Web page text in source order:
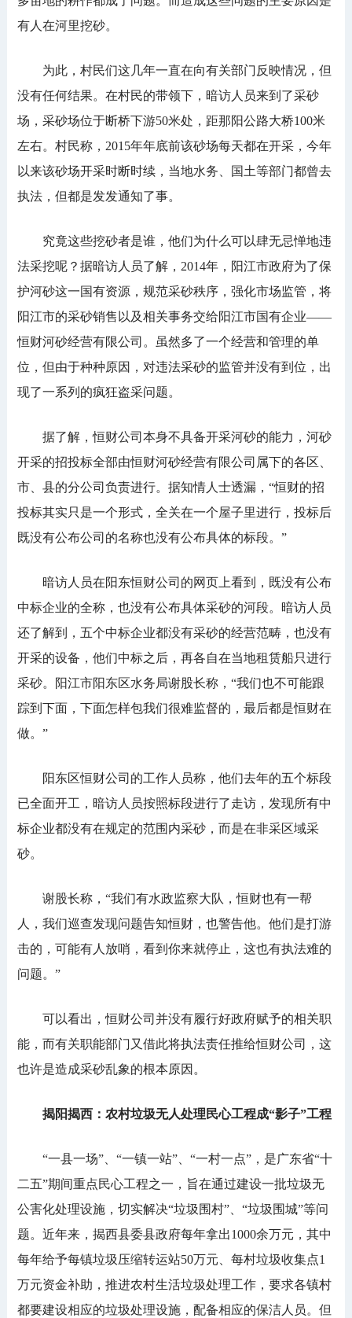
有人在河里挖砂。
为此，村民们这几年一直在向有关部门反映情况，但
没有任何结果。在村民的带领下，暗访人员来到了采砂
场，采砂场位于断桥下游50米处，距那阳公路大桥100米
左右。村民称，2015年年底前该砂场每天都在开采，今年
以来该砂场开采时断时续，当地水务、国土等部门都曾去
执法，但都是发发通知了事。
究竟这些挖砂者是谁，他们为什么可以肆无忌惮地违
法采挖呢？据暗访人员了解，2014年，阳江市政府为了保
护河砂这一国有资源，规范采砂秩序，强化市场监管，将
阳江市的采砂销售以及相关事务交给阳江市国有企业——
恒财河砂经营有限公司。虽然多了一个经营和管理的单
位，但由于种种原因，对违法采砂的监管并没有到位，出
现了一系列的疯狂盗采问题。
据了解，恒财公司本身不具备开采河砂的能力，河砂
开采的招投标全部由恒财河砂经营有限公司属下的各区、
市、县的分公司负责进行。据知情人士透漏，“恒财的招
投标其实只是一个形式，全关在一个屋子里进行，投标后
既没有公布公司的名称也没有公布具体的标段。”
暗访人员在阳东恒财公司的网页上看到，既没有公布
中标企业的全称，也没有公布具体采砂的河段。暗访人员
还了解到，五个中标企业都没有采砂的经营范畴，也没有
开采的设备，他们中标之后，再各自在当地租赁船只进行
采砂。阳江市阳东区水务局谢股长称，“我们也不可能跟
踪到下面，下面怎样包我们很难监督的，最后都是恒财在
做。”
阳东区恒财公司的工作人员称，他们去年的五个标段
已全面开工，暗访人员按照标段进行了走访，发现所有中
标企业都没有在规定的范围内采砂，而是在非采区域采
砂。
谢股长称，“我们有水政监察大队，恒财也有一帮
人，我们巡查发现问题告知恒财，也警告他。他们是打游
击的，可能有人放哨，看到你来就停止，这也有执法难的
问题。”
可以看出，恒财公司并没有履行好政府赋予的相关职
能，而有关职能部门又借此将执法责任推给恒财公司，这
也许是造成采砂乱象的根本原因。
揭阳揭西：农村垃圾无人处理民心工程成“影子”工程
“一县一场”、“一镇一站”、“一村一点”，是广东省“十
二五”期间重点民心工程之一，旨在通过建设一批垃圾无
公害化处理设施，切实解决“垃圾围村”、“垃圾围城”等问
题。近年来，揭西县委县政府每年拿出1000余万元，其中
每年给予每镇垃圾压缩转运站50万元、每村垃圾收集点1
万元资金补助，推进农村生活垃圾处理工作，要求各镇村
都要建设相应的垃圾处理设施，配备相应的保洁人员。但